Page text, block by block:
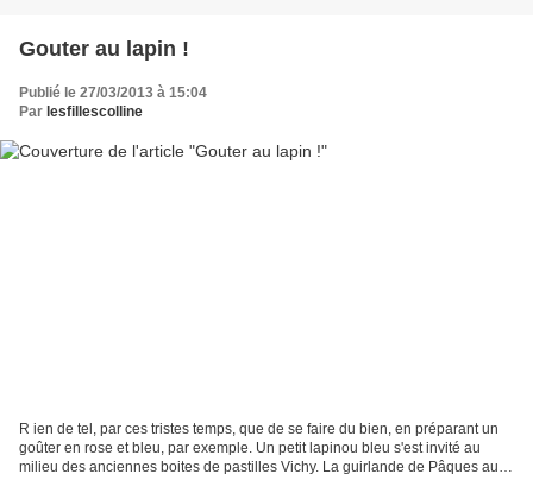
Gouter au lapin !
Publié le 27/03/2013 à 15:04
Par lesfillescolline
R ien de tel, par ces tristes temps, que de se faire du bien, en préparant un
goûter en rose et bleu, par exemple. Un petit lapinou bleu s'est invité au
milieu des anciennes boites de pastilles Vichy. La guirlande de Pâques aux